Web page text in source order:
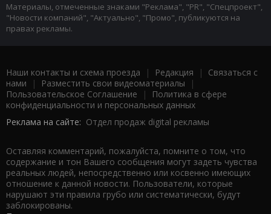
Материалы, отмеченные знаками "Реклама", "PR", "Спецпроект",
"Новости компаний", "Актуально", "Промо", публикуются на
правах рекламы.
Наши контакты и схема проезда | Редакция | Связаться с
нами | Разместить свои видеоматериалы |
Пользовательское Соглашение |
Политика в сфере
конфиденциальности и персональных данных
Реклама на сайте: Отдел продаж digital рекламы
Оставляя комментарий, пожалуйста, помните о том, что
содержание и тон Вашего сообщения могут задеть чувства
реальных людей, непосредственно или косвенно имеющих
отношение к данной новости. Пользователи, которые
нарушают эти правила грубо или систематически, будут
заблокированы.